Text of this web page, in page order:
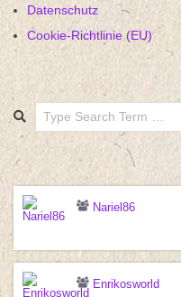
Datenschutz
Cookie-Richtlinie (EU)
Search
Nariel86
Enrikosworld